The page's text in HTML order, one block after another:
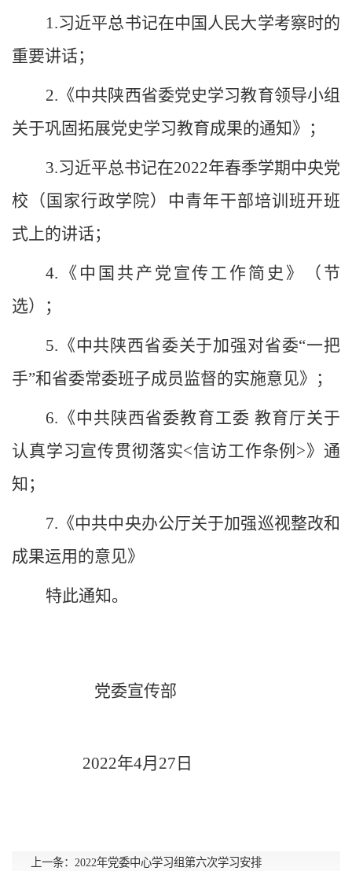
1.习近平总书记在中国人民大学考察时的
重要讲话；
2.《中共陕西省委党史学习教育领导小组
关于巩固拓展党史学习教育成果的通知》；
3.习近平总书记在2022年春季学期中央党
校（国家行政学院）中青年干部培训班开班
式上的讲话；
4. 《中国共产党宣传工作简史》（节
选）；
5.《中共陕西省委关于加强对省委“一把
手”和省委常委班子成员监督的实施意见》；
6.《中共陕西省委教育工委 教育厅关于
认真学习宣传贯彻落实<信访工作条例>》通
知；
7.《中共中央办公厅关于加强巡视整改和
成果运用的意见》
特此通知。
党委宣传部
2022年4月 27 日
上一条： 2022年党委中心学习组第六次学习安排